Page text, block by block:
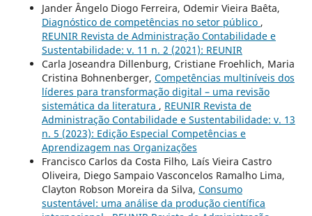
Jander Ângelo Diogo Ferreira, Odemir Vieira Baêta,
Diagnóstico de competências no setor público ,
REUNIR Revista de Administração Contabilidade e
Sustentabilidade: v. 11 n. 2 (2021): REUNIR
Carla Joseandra Dillenburg, Cristiane Froehlich, Maria
Cristina Bohnenberger, Competências multiníveis dos
líderes para transformação digital – uma revisão
sistemática da literatura , REUNIR Revista de
Administração Contabilidade e Sustentabilidade: v. 13
n. 5 (2023): Edição Especial Competências e
Aprendizagem nas Organizações
Francisco Carlos da Costa Filho, Laís Vieira Castro
Oliveira, Diego Sampaio Vasconcelos Ramalho Lima,
Clayton Robson Moreira da Silva, Consumo
sustentável: uma análise da produção científica